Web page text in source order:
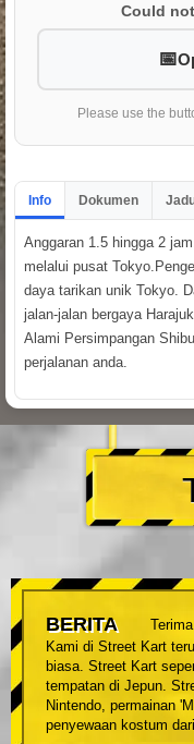
Could
Please use the
Info Dokumen
Anggaran 1.5 hingga 2
melalui pusat
daya tarikan unik Tokyo.
jalan-jalan bergaya
Alami Persimpangan
perjalanan anda.
BERITA
Kami di Street Kart
biasa. Street Kart
tempatan di Jepun.
Nintendo, permainan
penyewaan kostum